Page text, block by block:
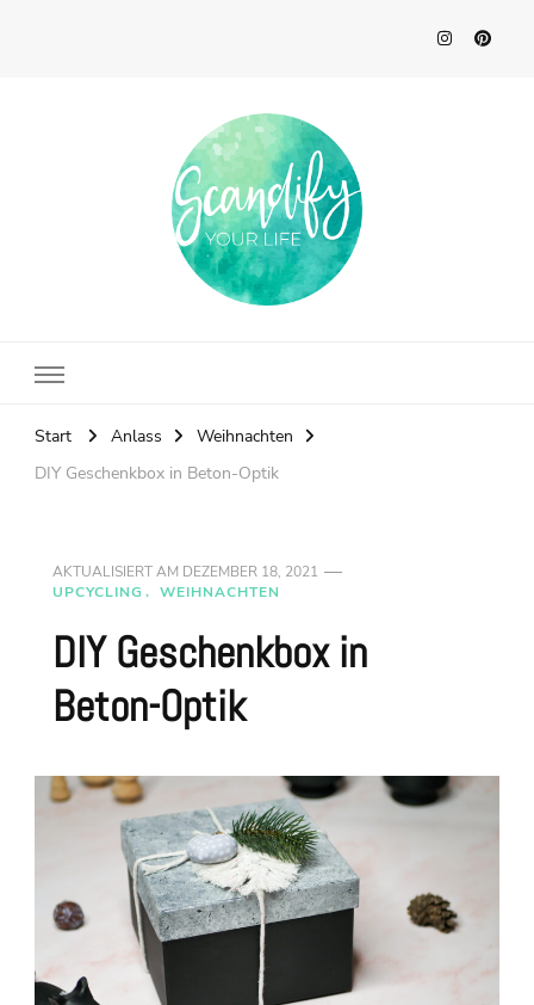
Start Anlass
Weihnachten
DIY Geschenkbox in Beton-Optik
AKTUALISIERT AM DEZEMBER 18, 2021
UPCYCLING
WEIHNACHTEN
DIY Geschenkbox in
Beton-Optik